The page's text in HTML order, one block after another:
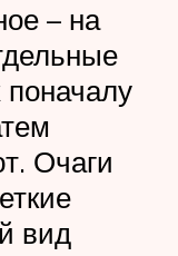
– на
поначалу
Очаги
вид